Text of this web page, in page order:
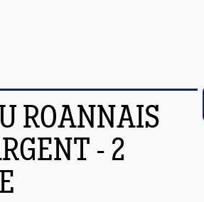
ROANNAIS
- 2